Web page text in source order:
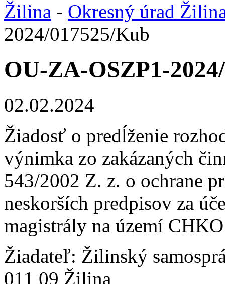
Žilina - Okresný úrad
2024/017525/Kub
OU-ZA-OSZP1-
02.02.2024
Žiadosť o predĺženie
výnimka zo zakázaných
543/2002 Z. z. o ochrane
neskorších predpisov za
magistrály na území
Žiadateľ: Žilinský
011 09 Žilina